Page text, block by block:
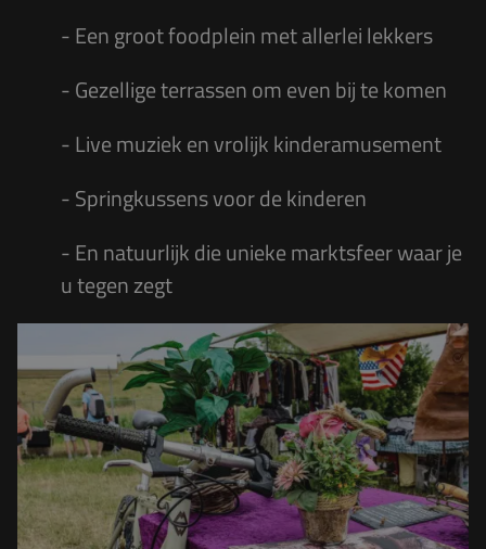
- Een groot foodplein met allerlei lekkers
- Gezellige terrassen om even bij te komen
- Live muziek en vrolijk kinderamusement
- Springkussens voor de kinderen
- En natuurlijk die unieke marktsfeer waar je
u tegen zegt